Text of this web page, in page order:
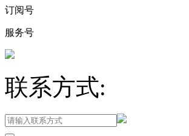
订阅号
服务号
联系方式: